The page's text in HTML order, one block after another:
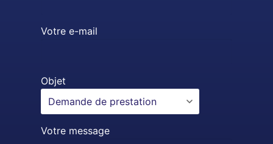
Votre e-mail
Objet
Votre message